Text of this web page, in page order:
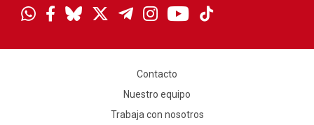
Contacto
Nuestro equipo
Trabaja con nosotros